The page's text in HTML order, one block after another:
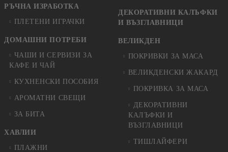
РЪЧНА ИЗРАБОТКА
ПЛЕТЕНИ ИГРАЧКИ
ДОМАШНИ ПОТРЕБИ
ЧАШИ И СЕРВИЗИ ЗА
КАФЕ И ЧАЙ
КУХНЕНСКИ ПОСОБИЯ
АРОМАТНИ СВЕЩИ
ЗА БИТА
ХАВЛИИ
ПЛАЖНИ
ДЕКОРАТИВНИ КАЛЪФКИ
И ВЪЗГЛАВНИЦИ
ВЕЛИКДЕН
ПОКРИВКИ ЗА МАСА
ВЕЛИКДЕНСКИ ЖАКАРД
ПОКРИВКА ЗА МАСА
ДЕКОРАТИВНИ
КАЛЪФКИ И
ВЪЗГЛАВНИЦИ
ТИШЛАЙФЕРИ